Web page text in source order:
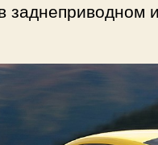
заднеприводном